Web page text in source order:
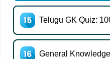
Telugu GK Quiz:
General